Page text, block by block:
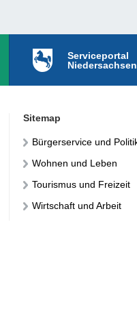
Serviceportal
Niedersachsen
Sitemap
Bürgerservice und
Wohnen und Leben
Tourismus und Freizeit
Wirtschaft und Arbeit